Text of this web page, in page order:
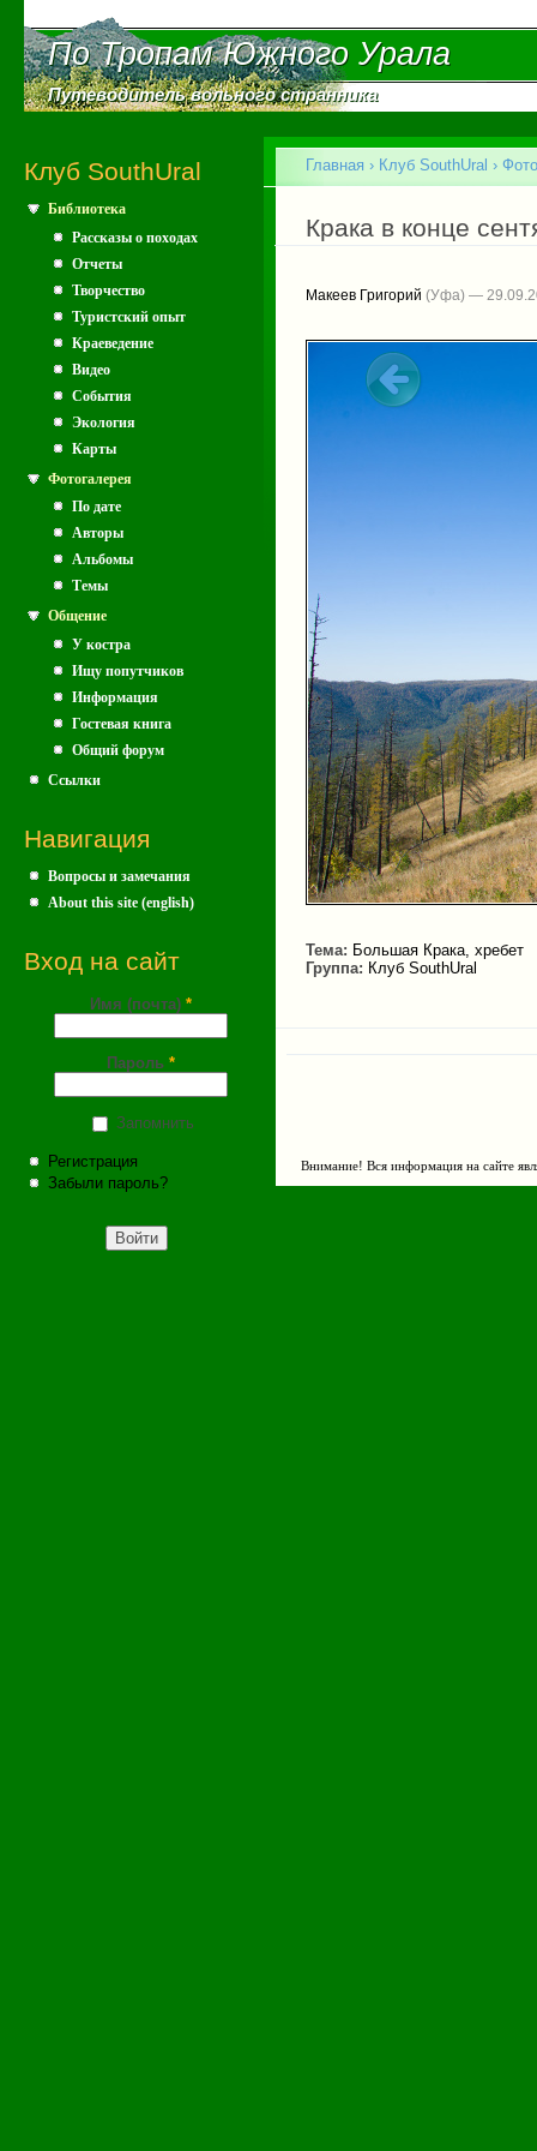
По Тропам Южного Урала
По Тропам Южного Урала
Путеводитель вольного странника
Путеводитель вольного странника
Клуб SouthUral
Библиотека
Рассказы о походах
Отчеты
Творчество
Туристский опыт
Краеведение
Видео
События
Экология
Карты
Фотогалерея
По дате
Авторы
Альбомы
Темы
Общение
У костра
Ищу попутчиков
Информация
Гостевая книга
Общий форум
Ссылки
Навигация
Вопросы и замечания
About this site (english)
Вход на сайт
Имя (почта) *
Пароль *
Запомнить
Регистрация
Забыли пароль?
Вы здесь
Главная › Клуб SouthUral ›
Крака в конце
Макеев Григорий (Уфа) —
Тема: Большая Крака, хребет
Группа: Клуб SouthUral
Внимание! Вся информация на сайте